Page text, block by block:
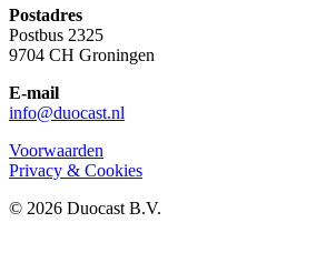
Postadres
Postbus 2325
9704 CH Groningen
E-mail
info@duocast.nl
Voorwaarden
Privacy & Cookies
© 2026 Duocast B.V.